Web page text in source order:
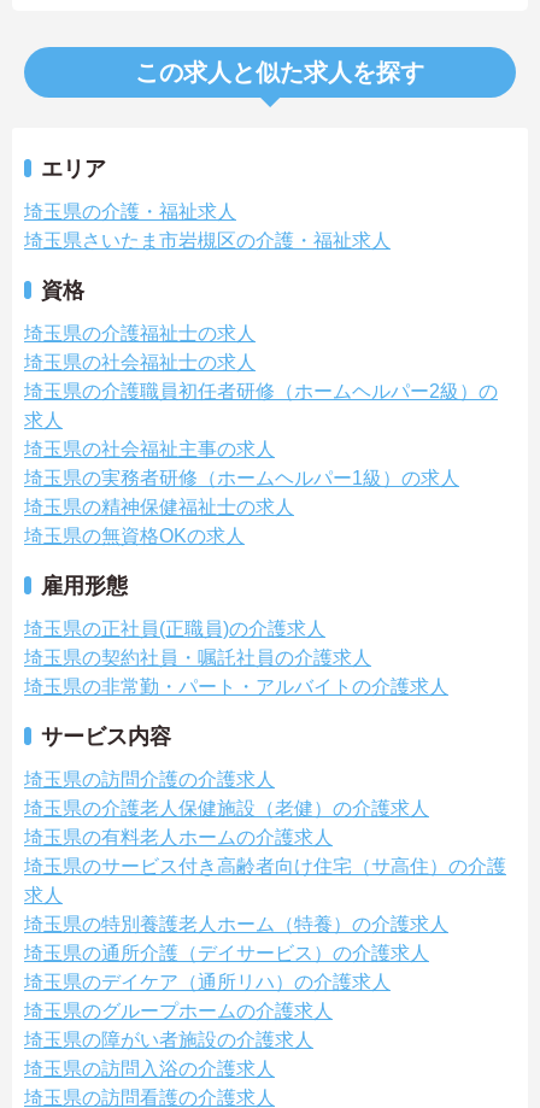
この求人と似た求人を探す
エリア
埼玉県の介護・福祉求人
埼玉県さいたま市岩槻区の介護・福祉求人
資格
埼玉県の介護福祉士の求人
埼玉県の社会福祉士の求人
埼玉県の介護職員初任者研修（ホームヘルパー2級）の
求人
埼玉県の社会福祉主事の求人
埼玉県の実務者研修（ホームヘルパー1級）の求人
埼玉県の精神保健福祉士の求人
埼玉県の無資格OKの求人
雇用形態
埼玉県の正社員(正職員)の介護求人
埼玉県の契約社員・嘱託社員の介護求人
埼玉県の非常勤・パート・アルバイトの介護求人
サービス内容
埼玉県の訪問介護の介護求人
埼玉県の介護老人保健施設（老健）の介護求人
埼玉県の有料老人ホームの介護求人
埼玉県のサービス付き高齢者向け住宅（サ高住）の介護
求人
埼玉県の特別養護老人ホーム（特養）の介護求人
埼玉県の通所介護（デイサービス）の介護求人
埼玉県のデイケア（通所リハ）の介護求人
埼玉県のグループホームの介護求人
埼玉県の障がい者施設の介護求人
埼玉県の訪問入浴の介護求人
埼玉県の訪問看護の介護求人